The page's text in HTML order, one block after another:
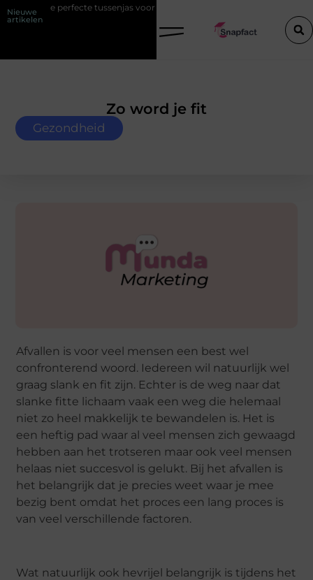
Nieuwe
artikelen
tussenjas voor heren 123theorie: Slim je theorie halen zonder
Zo word je fit
Gezondheid
Afvallen is voor veel mensen een best wel
confronterend woord. Iedereen wil natuurlijk wel
graag slank en fit zijn. Echter is de weg naar dat
slanke fitte lichaam vaak een weg die helemaal
niet zo heel makkelijk te bewandelen is. Het is
een heftig pad waar al veel mensen zich gewaagd
hebben aan het trotseren maar ook veel mensen
helaas niet succesvol is gelukt. Bij het afvallen is
het belangrijk dat je precies weet waar je mee
bezig bent omdat het proces een lang proces is
van veel verschillende factoren.
Wat natuurlijk ook hevrijel belangrijk is tijdens het